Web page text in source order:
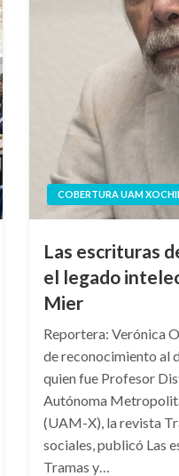
COBERTURA UAM
Las escrituras
el legado
Mier
Reportera: Verónica
de reconocimiento al
quien fue Profesor
Autónoma
(UAM-X), la revista
sociales, publicó Las
Tramas y…